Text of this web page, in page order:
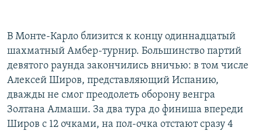
В Монте-Карло близится к концу одиннадцатый
шахматный Амбер-турнир. Большинство партий
девятого раунда закончились вничью: в том числе
Алексей Широв, представляющий Испанию,
дважды не смог преодолеть оборону венгра
Золтана Алмаши. За два тура до финиша впереди
Широв с 12 очками, на пол-очка отстают сразу 4